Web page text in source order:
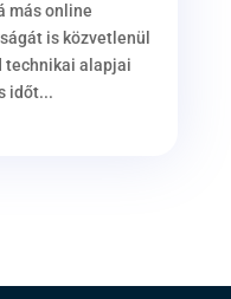
más online
is közvetlenül
technikai alapjai
időt...